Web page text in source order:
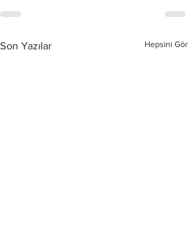
Son Yazılar Hepsini Gör